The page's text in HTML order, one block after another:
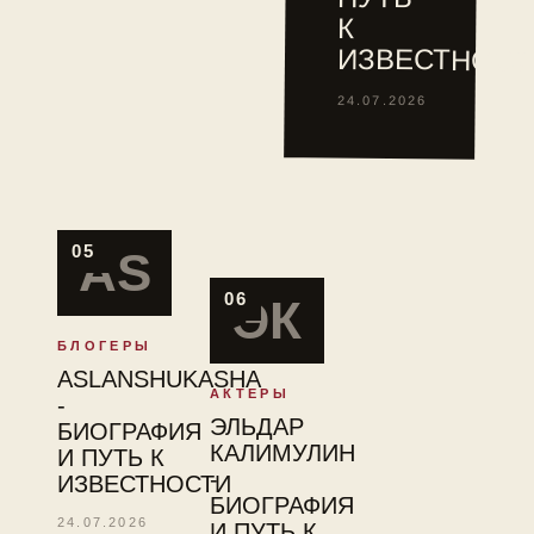
К
24.07.2026
05
AS
БЛОГЕРЫ
ASLANSHUKASHA
-
БИОГРАФИЯ
И ПУТЬ К
ИЗВЕСТНОСТИ
24.07.2026
06ЭК
АКТЕРЫ
ЭЛЬДАР
КАЛИМУЛИН
-
БИОГРАФИЯ